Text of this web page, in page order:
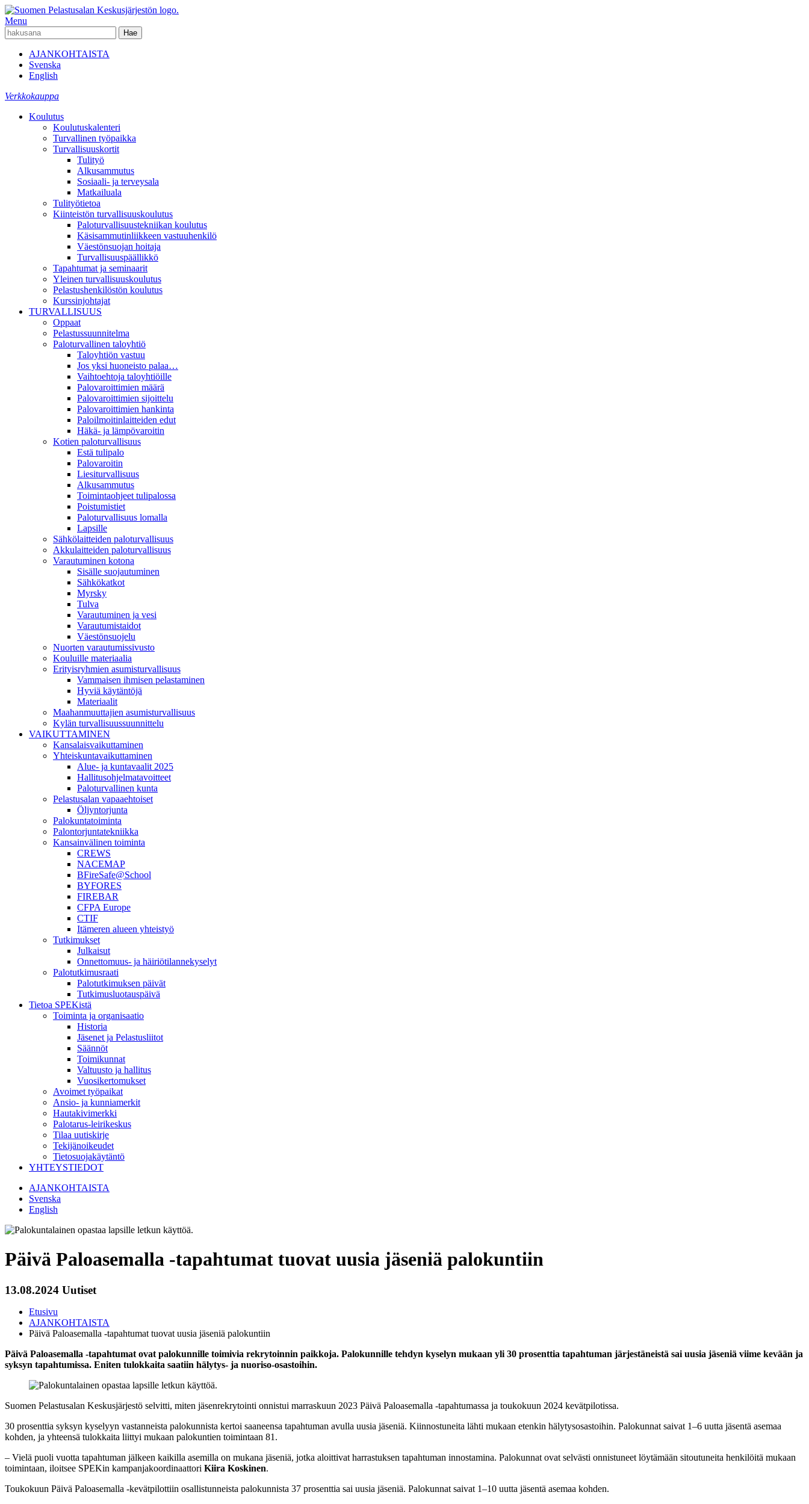
Menu
AJANKOHTAISTA
Svenska
English
Verkkokauppa
Koulutus
Koulutuskalenteri
Turvallinen työpaikka
Turvallisuuskortit
Tulityö
Alkusammutus
Sosiaali- ja terveysala
Matkailuala
Tulityötietoa
Kiinteistön turvallisuuskoulutus
Paloturvallisuustekniikan koulutus
Käsisammutinliikkeen vastuuhenkilö
Väestönsuojan hoitaja
Turvallisuuspäällikkö
Tapahtumat ja seminaarit
Yleinen turvallisuuskoulutus
Pelastushenkilöstön koulutus
Kurssinjohtajat
TURVALLISUUS
Oppaat
Pelastussuunnitelma
Paloturvallinen taloyhtiö
Taloyhtiön vastuu
Jos yksi huoneisto palaa…
Vaihtoehtoja taloyhtiöille
Palovaroittimien määrä
Palovaroittimien sijoittelu
Palovaroittimien hankinta
Paloilmoitinlaitteiden edut
Häkä- ja lämpövaroitin
Kotien paloturvallisuus
Estä tulipalo
Palovaroitin
Liesiturvallisuus
Alkusammutus
Toimintaohjeet tulipalossa
Poistumistiet
Paloturvallisuus lomalla
Lapsille
Sähkölaitteiden paloturvallisuus
Akkulaitteiden paloturvallisuus
Varautuminen kotona
Sisälle suojautuminen
Sähkökatkot
Myrsky
Tulva
Varautuminen ja vesi
Varautumistaidot
Väestönsuojelu
Nuorten varautumissivusto
Kouluille materiaalia
Erityisryhmien asumisturvallisuus
Vammaisen ihmisen pelastaminen
Hyviä käytäntöjä
Materiaalit
Maahanmuuttajien asumisturvallisuus
Kylän turvallisuussuunnittelu
VAIKUTTAMINEN
Kansalaisvaikuttaminen
Yhteiskuntavaikuttaminen
Alue- ja kuntavaalit 2025
Hallitusohjelmatavoitteet
Paloturvallinen kunta
Pelastusalan vapaaehtoiset
Öljyntorjunta
Palokuntatoiminta
Palontorjuntatekniikka
Kansainvälinen toiminta
CREWS
NACEMAP
BFireSafe@School
BYFORES
FIREBAR
CFPA Europe
CTIF
Itämeren alueen yhteistyö
Tutkimukset
Julkaisut
Onnettomuus- ja häiriötilannekyselyt
Palotutkimusraati
Palotutkimuksen päivät
Tutkimusluotauspäivä
Tietoa SPEKistä
Toiminta ja organisaatio
Historia
Jäsenet ja Pelastusliitot
Säännöt
Toimikunnat
Valtuusto ja hallitus
Vuosikertomukset
Avoimet työpaikat
Ansio- ja kunniamerkit
Hautakivimerkki
Palotarus-leirikeskus
Tilaa uutiskirje
Tekijänoikeudet
Tietosuojakäytäntö
YHTEYSTIEDOT
AJANKOHTAISTA
Svenska
English
Päivä Paloasemalla -tapahtumat tuovat uusia jäseniä palokuntiin
13.08.2024 Uutiset
Etusivu
AJANKOHTAISTA
Päivä Paloasemalla -tapahtumat tuovat uusia jäseniä palokuntiin
Päivä Paloasemalla -tapahtumat ovat palokunnille toimivia rekrytoinnin paikkoja. Palokunnille tehdyn kyselyn mukaan yli 30 prosenttia tapahtuman järjestäneistä sai uusia jäseniä viime kevään ja
syksyn tapahtumissa. Eniten tulokkaita saatiin hälytys- ja nuoriso-osastoihin.
Suomen Pelastusalan Keskusjärjestö selvitti, miten jäsenrekrytointi onnistui marraskuun 2023 Päivä Paloasemalla -tapahtumassa ja toukokuun 2024 kevätpilotissa.
30 prosenttia syksyn kyselyyn vastanneista palokunnista kertoi saaneensa tapahtuman avulla uusia jäseniä. Kiinnostuneita lähti mukaan etenkin hälytysosastoihin. Palokunnat saivat 1–6 uutta jäsentä asemaa
kohden, ja yhteensä tulokkaita liittyi mukaan palokuntien toimintaan 81.
– Vielä puoli vuotta tapahtuman jälkeen kaikilla asemilla on mukana jäseniä, jotka aloittivat harrastuksen tapahtuman innostamina. Palokunnat ovat selvästi onnistuneet löytämään sitoutuneita henkilöitä mukaan
toimintaan, iloitsee SPEKin kampanjakoordinaattori Kiira Koskinen.
Toukokuun Päivä Paloasemalla -kevätpilottiin osallistunneista palokunnista 37 prosenttia sai uusia jäseniä. Palokunnat saivat 1–10 uutta jäsentä asemaa kohden.